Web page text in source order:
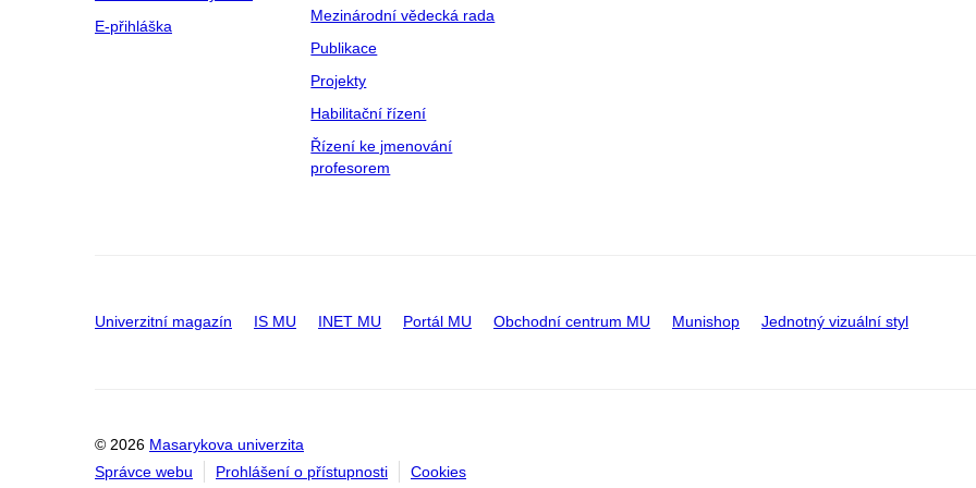
E-přihláška
Mezinárodní vědecká rada
Publikace
Projekty
Habilitační řízení
Řízení ke jmenování
profesorem
Univerzitní magazín IS MU INET MU Portál MU Obchodní centrum MU Munishop Jednotný vizuální styl
© 2026 Masarykova univerzita
Správce webu
Prohlášení o přístupnosti Cookies